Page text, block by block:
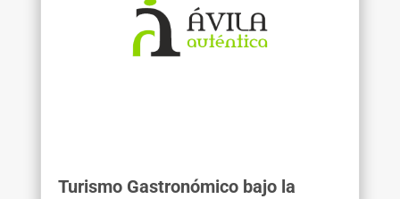
Turismo Gastronómico bajo la